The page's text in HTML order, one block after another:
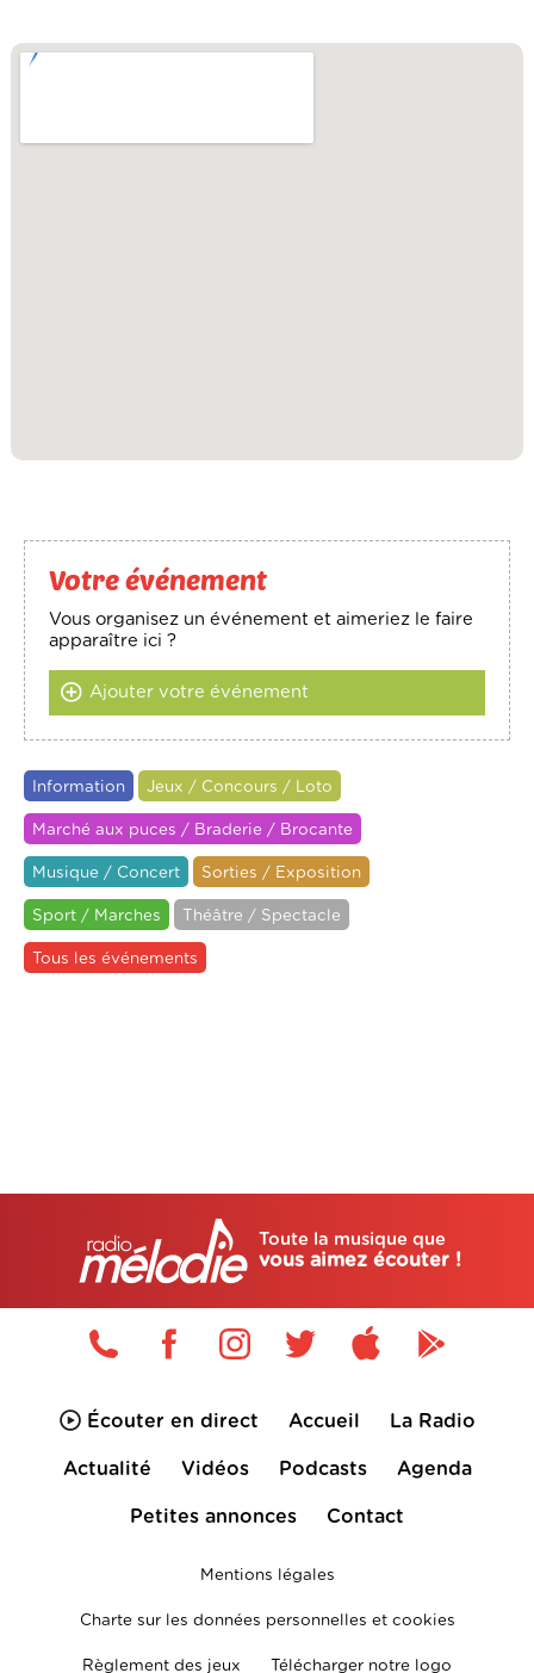
Votre événement
Vous organisez un événement et aimeriez le faire
apparaître ici ?
Ajouter votre événement
Information Jeux / Concours / Loto
Marché aux puces / Braderie / Brocante
Musique / Concert Sorties / Exposition
Sport / Marches Théâtre / Spectacle
Tous les événements
Toute la musique que
vous aimez écouter !
Écouter en direct Accueil La Radio
Actualité Vidéos Podcasts Agenda
Petites annonces Contact
Mentions légales
Charte sur les données personnelles et cookies
Règlement des jeux Télécharger notre logo